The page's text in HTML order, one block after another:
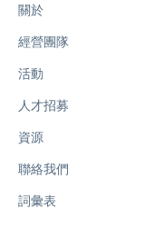
關於
經營團隊
活動
人才招募
資源
聯絡我們
詞彙表